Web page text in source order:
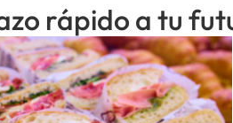
rápido a tu